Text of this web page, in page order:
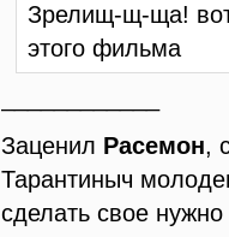
Зрелищ-щ-ща! вот
этого фильма
Заценил Расемон,
Тарантиныч
сделать свое